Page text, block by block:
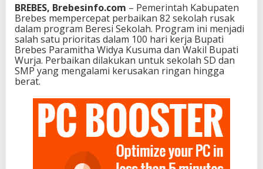
BREBES, Brebesinfo.com – Pemerintah Kabupaten
Brebes mempercepat perbaikan 82 sekolah rusak
dalam program Beresi Sekolah. Program ini menjadi
salah satu prioritas dalam 100 hari kerja Bupati
Brebes Paramitha Widya Kusuma dan Wakil Bupati
Wurja. Perbaikan dilakukan untuk sekolah SD dan
SMP yang mengalami kerusakan ringan hingga
berat.